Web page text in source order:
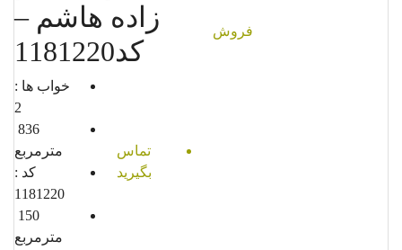
فروش
زاده هاشم –
کد1181220
تماس
بگیرید
خواب ها :
836
مترمربع
کد :
1181220
150
مترمربع